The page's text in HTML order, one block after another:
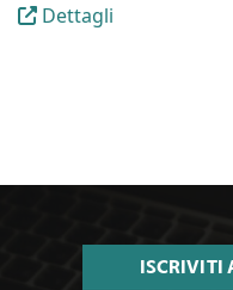
Dettagli
ISCRIVITI